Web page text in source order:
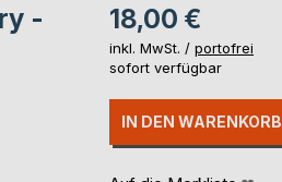
- 18,00 €
inkl. MwSt. / portofrei
sofort verfügbar
IN DEN WARENKORB